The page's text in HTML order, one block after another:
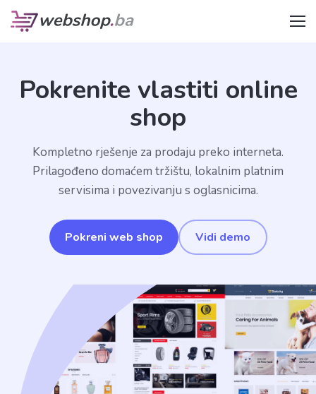
Pokrenite vlastiti online
shop
Kompletno rješenje za prodaju preko interneta.
Prilagođeno domaćem tržištu, lokalnim platnim
servisima i povezivanju s oglasnicima.
Pokreni web shop Vidi demo